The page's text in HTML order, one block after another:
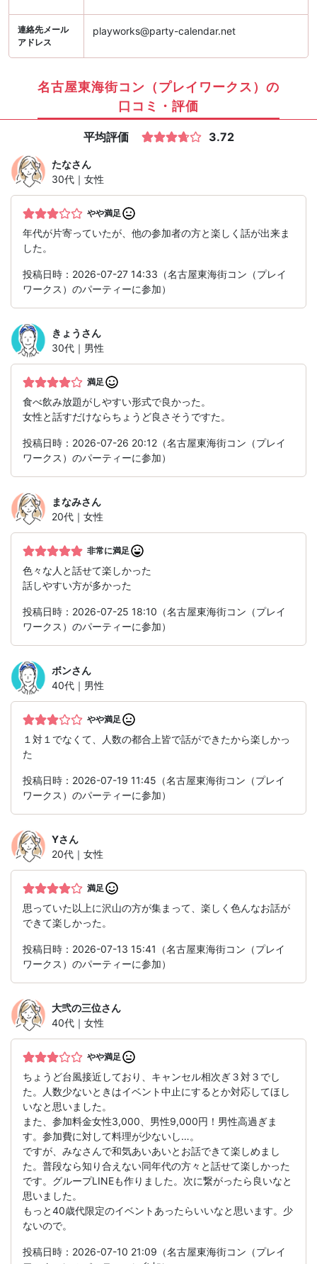
連絡先メール
アドレス
playworks@party-calendar.net
名古屋東海街コン（プレイワークス）の
口コミ・評価
平均評価 3.72
たなさん
30代｜女性
やや満足
年代が片寄っていたが、他の参加者の方と楽しく話が出来ま
した。
投稿日時：2026-07-27 14:33（名古屋東海街コン（プレイ
ワークス）のパーティーに参加）
きょう さん
30代｜男性
満足
食べ飲み放題がしやすい形式で良かった。
女性と話すだけならちょうど良さそうですた。
投稿日時：2026-07-26 20:12（名古屋東海街コン（プレイ
ワークス）のパーティーに参加）
まなみさん
20代｜女性
非常に満足
色々な人と話せて楽しかった
話しやすい方が多かった
投稿日時：2026-07-25 18:10（名古屋東海街コン（プレイ
ワークス）のパーティーに参加）
ボンさん
40代｜男性
やや満足
１対１でなくて、人数の都合上皆で話ができたから楽しかっ
た
投稿日時：2026-07-19 11:45（名古屋東海街コン（プレイ
ワークス）のパーティーに参加）
Yさん
20代｜女性
満足
思っていた以上に沢山の方が集まって、楽しく色んなお話が
できて楽しかった。
投稿日時：2026-07-13 15:41（名古屋東海街コン（プレイ
ワークス）のパーティーに参加）
大弐の三位さん
40代｜女性
やや満足
ちょうど台風接近しており、キャンセル相次ぎ３対３でし
た。人数少ないときはイベント中止にするとか対応してほし
いなと思いました。
また、参加料金女性3,000、男性9,000円！男性高過ぎま
す。参加費に対して料理が少ないし…。
ですが、みなさんで和気あいあいとお話できて楽しめまし
た。普段なら知り合えない同年代の方々と話せて楽しかった
です。グループLINEも作りました。次に繋がったら良いなと
思いました。
もっと40歳代限定のイベントあったらいいなと思います。少
ないので。
投稿日時：2026-07-10 21:09（名古屋東海街コン（プレイ